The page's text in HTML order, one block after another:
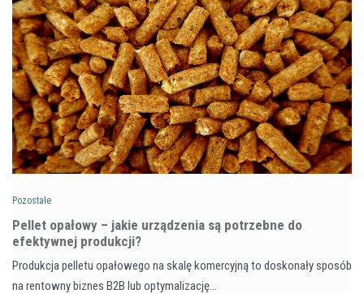
Pozostałe
Pellet opałowy – jakie urządzenia są potrzebne do
efektywnej produkcji?
Produkcja pelletu opałowego na skalę komercyjną to doskonały sposób
na rentowny biznes B2B lub optymalizację…